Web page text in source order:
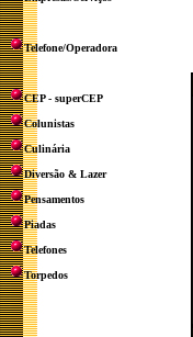
Telefone/Operadora
CEP - superCEP
Colunistas
Culinária
Diversão & Lazer
Pensamentos
Piadas
Telefones
Torpedos